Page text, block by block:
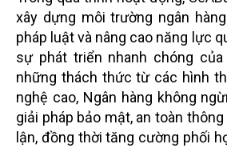
xây dựng môi trường ngân
pháp luật và nâng cao năng lực
sự phát triển nhanh chóng
những thách thức từ các hình
nghệ cao, Ngân hàng không
giải pháp bảo mật, an toàn
lận, đồng thời tăng cường phối